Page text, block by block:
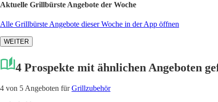
Aktuelle Grillbürste Angebote der Woche
Alle Grillbürste Angebote dieser Woche in der App öffnen
WEITER
4 Prospekte mit ähnlichen Angeboten
4 von 5 Angeboten fürGrillzubehör